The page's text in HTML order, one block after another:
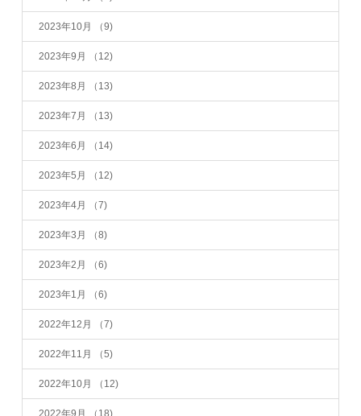
2023年10月 （9)
2023年9月 （12)
2023年8月 （13)
2023年7月 （13)
2023年6月 （14)
2023年5月 （12)
2023年4月 （7)
2023年3月 （8)
2023年2月 （6)
2023年1月 （6)
2022年12月 （7)
2022年11月 （5)
2022年10月 （12)
2022年9月 （18)